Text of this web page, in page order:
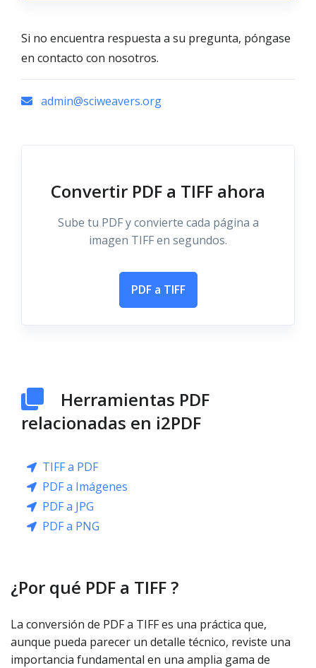
Si no encuentra respuesta a su pregunta, póngase
en contacto con nosotros.
admin@sciweavers.org
Convertir PDF a TIFF ahora
Sube tu PDF y convierte cada página a
imagen TIFF en segundos.
PDF a TIFF
Herramientas PDF
relacionadas en i2PDF
TIFF a PDF
PDF a Imágenes
PDF a JPG
PDF a PNG
¿Por qué PDF a TIFF ?
La conversión de PDF a TIFF es una práctica que,
aunque pueda parecer un detalle técnico, reviste una
importancia fundamental en una amplia gama de